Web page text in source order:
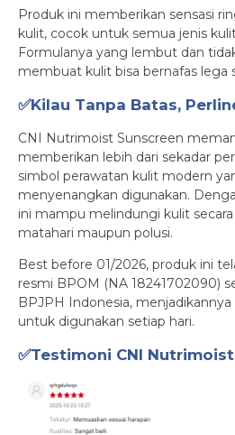
Produk ini memberikan sensasi
kulit, cocok untuk semua jenis
Formulanya yang lembut dan
membuat kulit bisa bernafas lega
✅Kilau Tanpa Batas,
CNI Nutrimoist Sunscreen
memberikan lebih dari sekadar
simbol perawatan kulit modern
menyenangkan digunakan.
ini mampu melindungi kulit
matahari maupun polusi.
Best before 01/2026, produk ini
resmi BPOM (NA 18241702090)
BPJPH Indonesia,
untuk digunakan setiap hari.
✅Testimoni CNI